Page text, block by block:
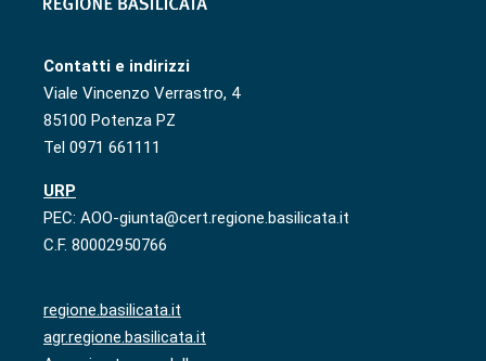
Contatti e indirizzi
Viale Vincenzo Verrastro, 4
85100 Potenza PZ
Tel 0971 661111
URP
PEC: AOO-giunta@cert.regione.basilicata.it
C.F. 80002950766
regione.basilicata.it
agr.regione.basilicata.it